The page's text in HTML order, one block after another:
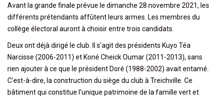
Avant la grande finale prévue le dimanche 28 novembre 2021, les
différents prétendants affûtent leurs armes. Les membres du
collège électoral auront à choisir entre trois candidats.
Deux ont déjà dirigé le club. Il s’agit des présidents Kuyo Téa
Narcisse (2006-2011) et Koné Cheick Oumar (2011-2013), sans
rien ajouter à ce que le président Doré (1988-2002) avait entamé.
C’est-à-dire, la construction du siège du club à Treichville. Ce
bâtiment qui constitue l’unique patrimoine de la famille vert et